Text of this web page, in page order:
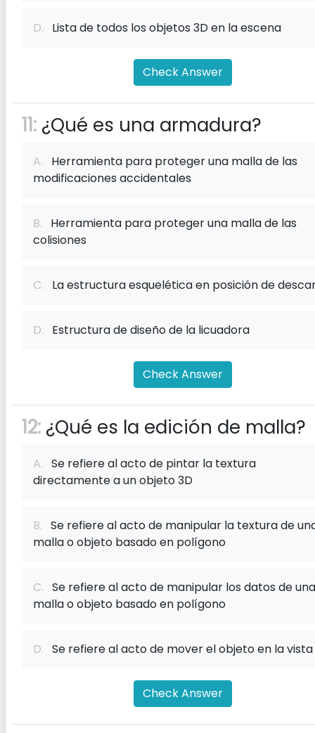
D. Lista de todos los objetos 3D en la escena
Check Answer
11: ¿Qué es una armadura?
A. Herramienta para proteger una malla de las
modificaciones accidentales
B. Herramienta para proteger una malla de las
colisiones
C. La estructura esquelética en posición de
D. Estructura de diseño de la licuadora
Check Answer
12: ¿Qué es la edición de malla?
A. Se refiere al acto de pintar la textura
directamente a un objeto 3D
B. Se refiere al acto de manipular la textura de
malla o objeto basado en polígono
C. Se refiere al acto de manipular los datos de una
malla o objeto basado en polígono
D. Se refiere al acto de mover el objeto en la vista
Check Answer